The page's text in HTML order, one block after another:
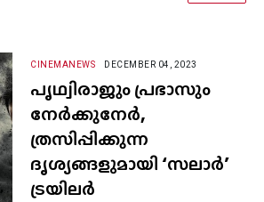
CINEMANEWS DECEMBER 04, 2023
പൃഥ്വിരാജും പ്രഭാസും
നേര്‍ക്കുനേര്‍,
ത്രസിപ്പിക്കുന്ന
ദൃശ്യങ്ങളുമായി ‘സലാര്‍’
ട്രയിലര്‍